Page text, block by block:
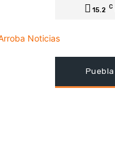
15.2 C
Puebla